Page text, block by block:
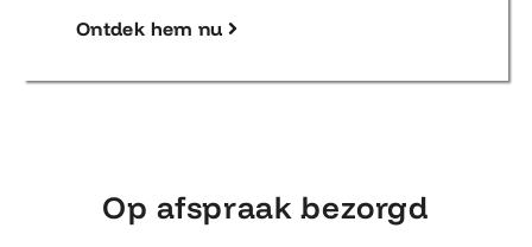
Ontdek hem nu
Op afspraak bezorgd